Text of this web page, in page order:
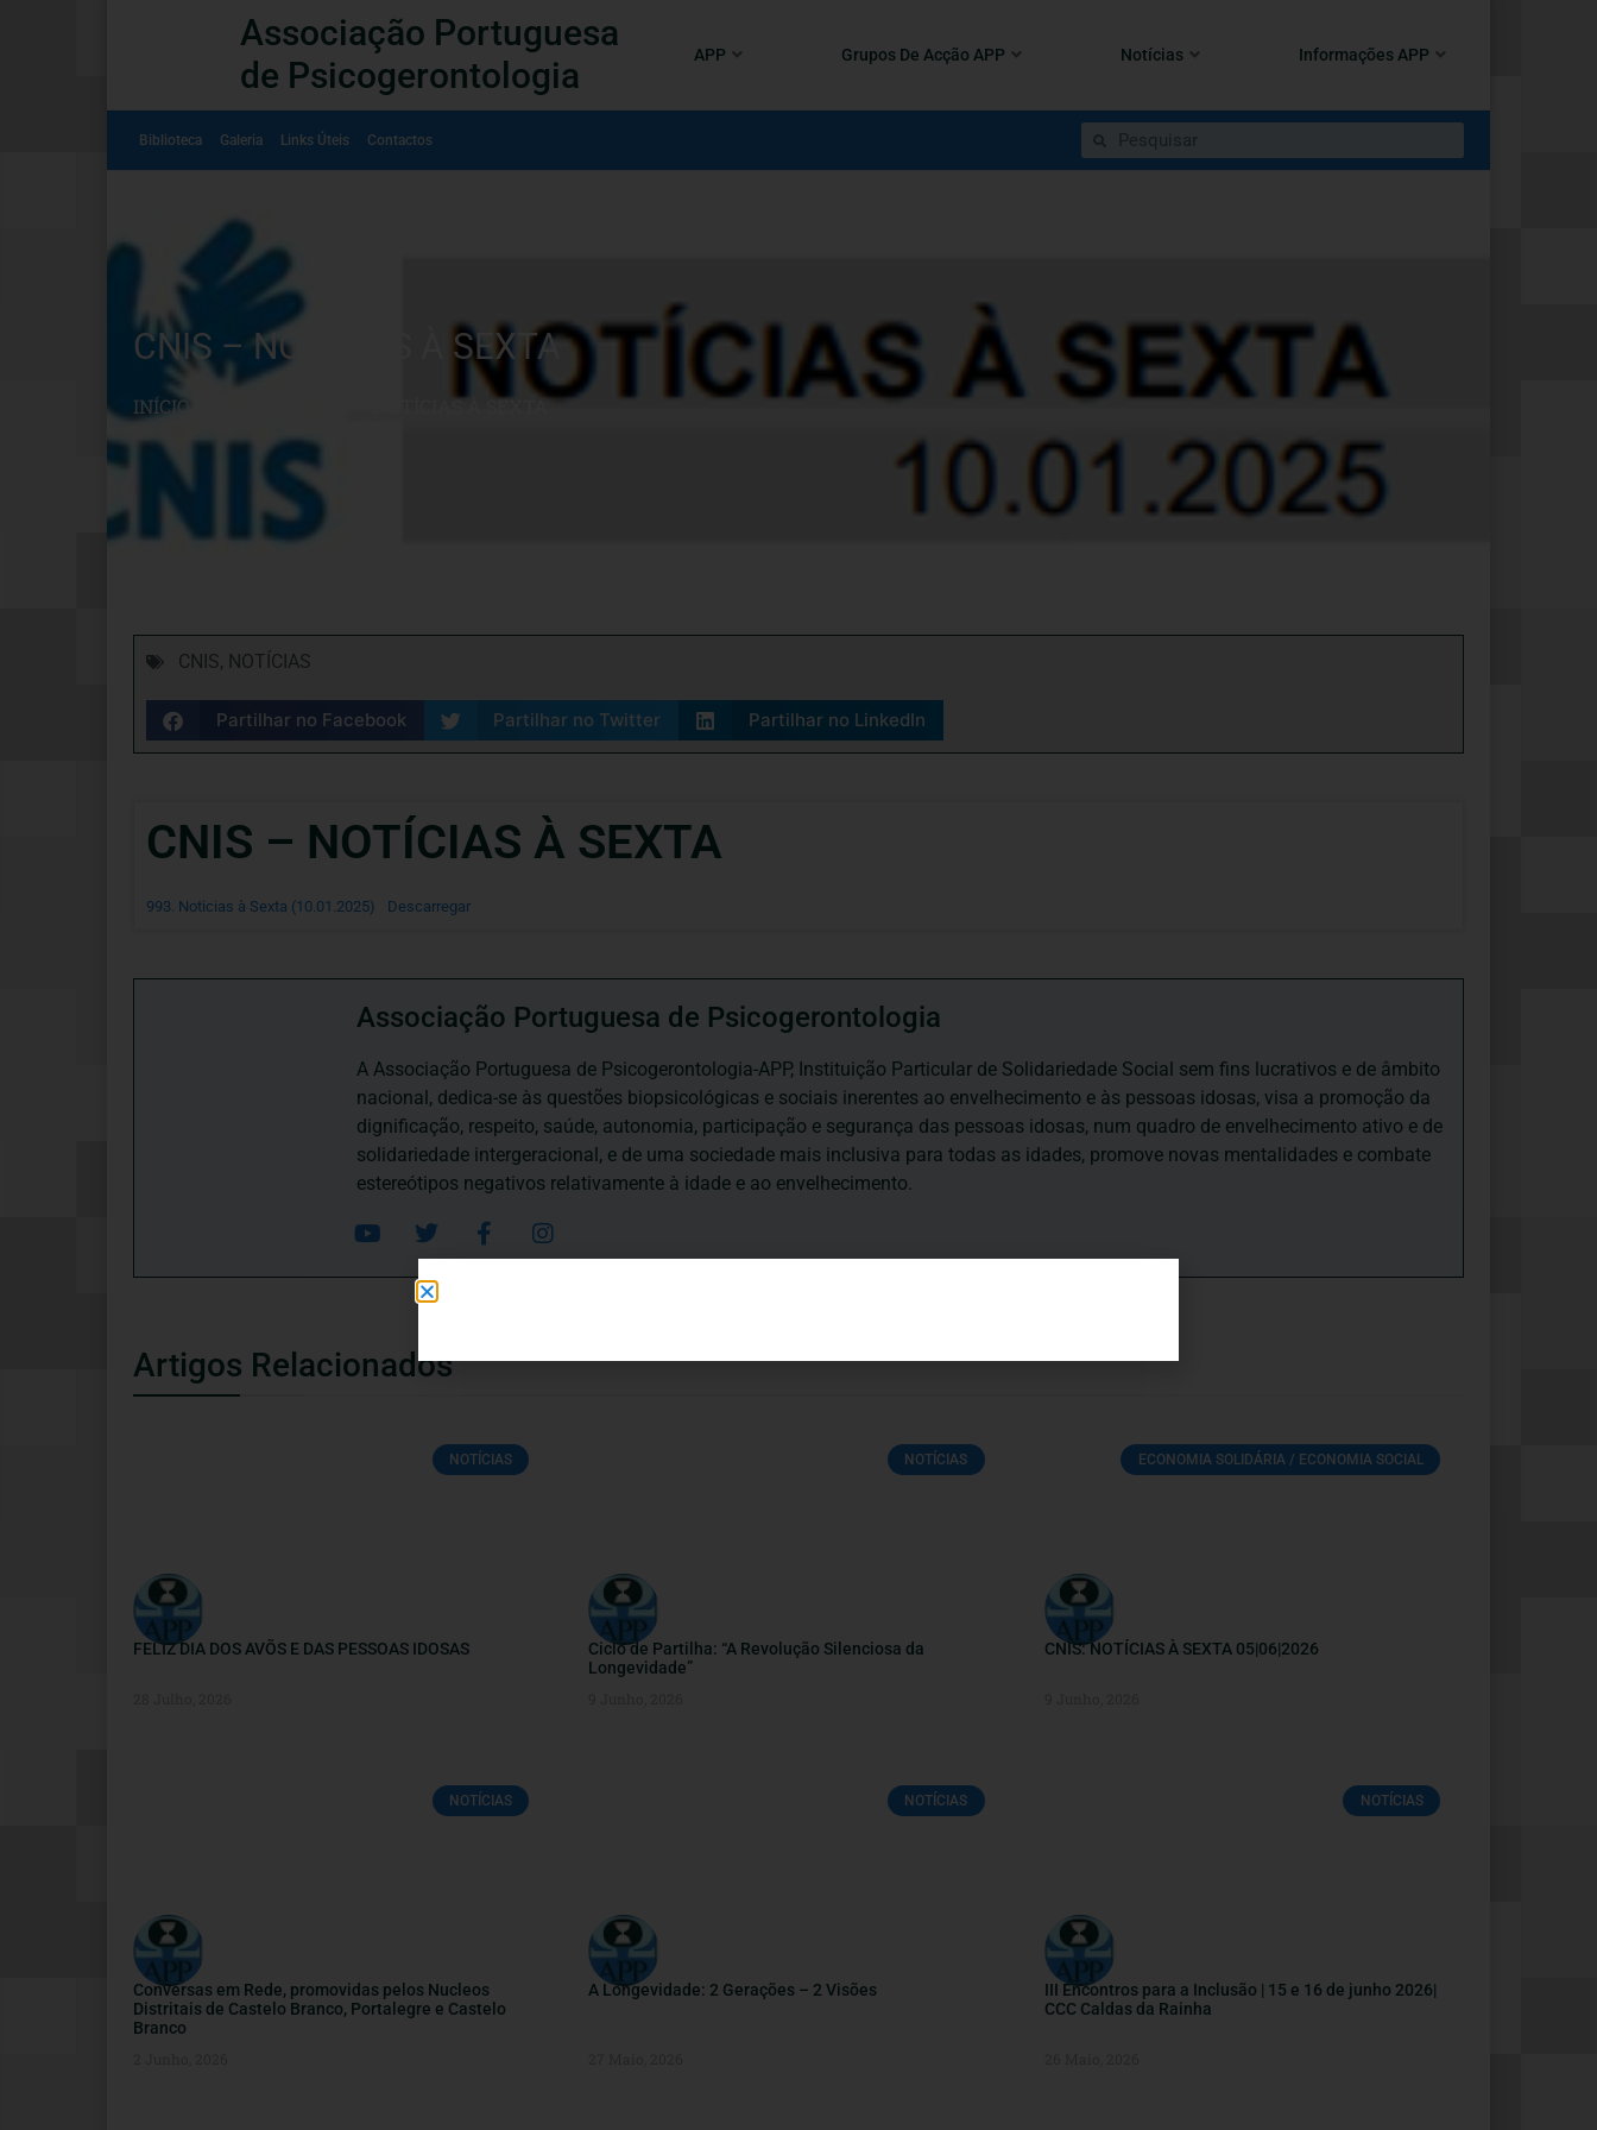
Associação Portuguesa
de Psicogerontologia
APP Grupos De Acção APP Notícias Informações APP
Biblioteca Galeria Links Úteis Contactos
CNIS – NOTÍCIAS À SEXTA
INÍCIO CNIS – NOTÍCIAS À SEXTA
CNIS, NOTÍCIAS
Partilhar no Facebook Partilhar no Twitter Partilhar no LinkedIn
CNIS – NOTÍCIAS À SEXTA
993. Noticias à Sexta (10.01.2025) Descarregar
Associação Portuguesa de Psicogerontologia
A Associação Portuguesa de Psicogerontologia-APP, Instituição Particular de Solidariedade Social sem fins lucrativos e de âmbito
nacional, dedica-se às questões biopsicológicas e sociais inerentes ao envelhecimento e às pessoas idosas, visa a promoção da
dignificação, respeito, saúde, autonomia, participação e segurança das pessoas idosas, num quadro de envelhecimento ativo e de
solidariedade intergeracional, e de uma sociedade mais inclusiva para todas as idades, promove novas mentalidades e combate
estereótipos negativos relativamente à idade e ao envelhecimento.
Artigos Relacionados
NOTÍCIAS
FELIZ DIA DOS AVÕS E DAS PESSOAS IDOSAS
NOTÍCIAS
Ciclo de Partilha: “A Revolução Silenciosa da
Longevidade”
ECONOMIA SOLIDÁRIA / ECONOMIA SOCIAL
CNIS: NOTÍCIAS À SEXTA 05|06|2026
NOTÍCIAS
Conversas em Rede, promovidas pelos Nucleos
Distritais de Castelo Branco, Portalegre e Castelo
Branco
NOTÍCIAS
A Longevidade: 2 Gerações – 2 Visões
NOTÍCIAS
III Encontros para a Inclusão | 15 e 16 de junho 2026|
CCC Caldas da Rainha